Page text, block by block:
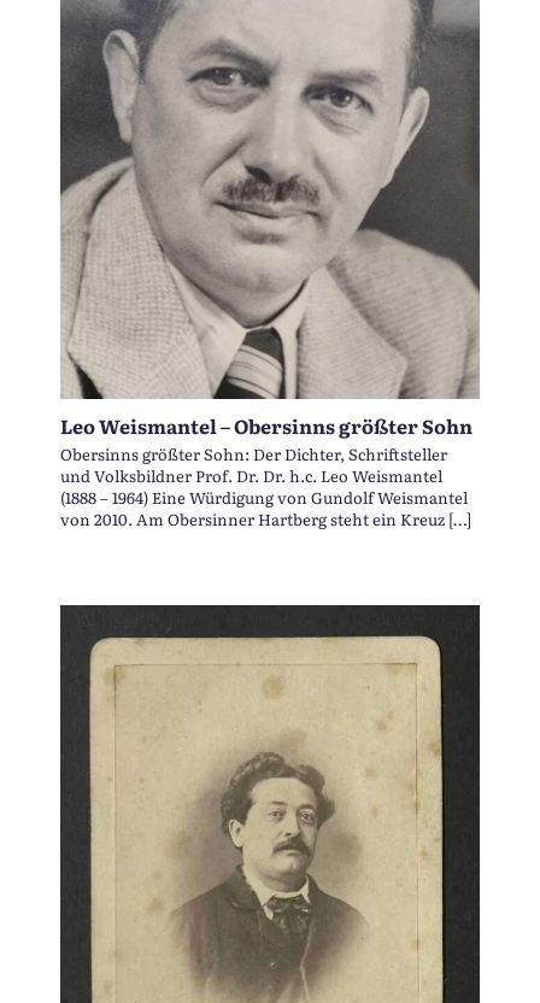
Leo Weismantel – Obersinns größter Sohn
Obersinns größter Sohn: Der Dichter, Schriftsteller
und Volksbildner Prof. Dr. Dr. h.c. Leo Weismantel
(1888 – 1964) Eine Würdigung von Gundolf Weismantel
von 2010. Am Obersinner Hartberg steht ein Kreuz […]